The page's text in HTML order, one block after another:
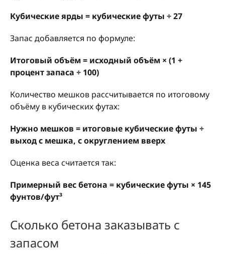
Кубические ярды = кубические футы ÷ 27
Запас добавляется по формуле:
Итоговый объём = исходный объём × (1 +
процент запаса ÷ 100)
Количество мешков рассчитывается по итоговому
объёму в кубических футах:
Нужно мешков = итоговые кубические футы ÷
выход с мешка, с округлением вверх
Оценка веса считается так:
Примерный вес бетона = кубические футы × 145
фунтов/фут³
Сколько бетона заказывать с
запасом